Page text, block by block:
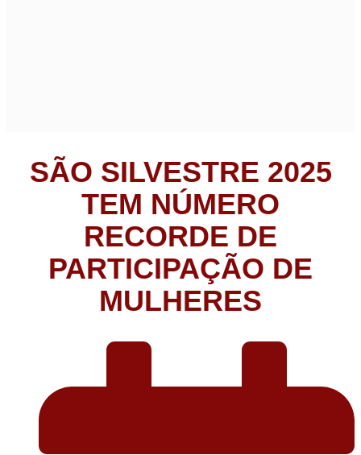
SÃO SILVESTRE 2025
TEM NÚMERO
RECORDE DE
PARTICIPAÇÃO DE
MULHERES